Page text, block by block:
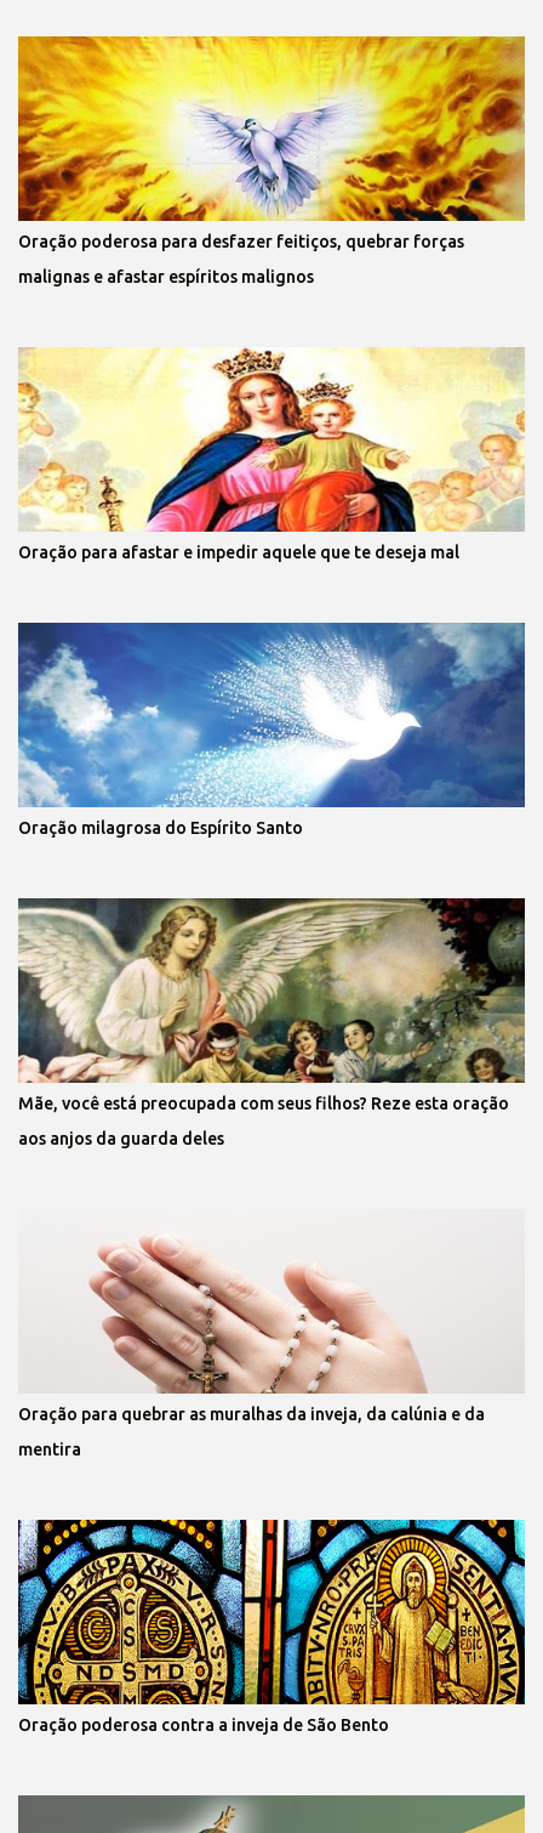
Oração poderosa para desfazer feitiços, quebrar forças
malignas e afastar espíritos malignos
Oração para afastar e impedir aquele que te deseja mal
Oração milagrosa do Espírito Santo
Mãe, você está preocupada com seus filhos? Reze esta oração
aos anjos da guarda deles
Oração para quebrar as muralhas da inveja, da calúnia e da
mentira
Oração poderosa contra a inveja de São Bento